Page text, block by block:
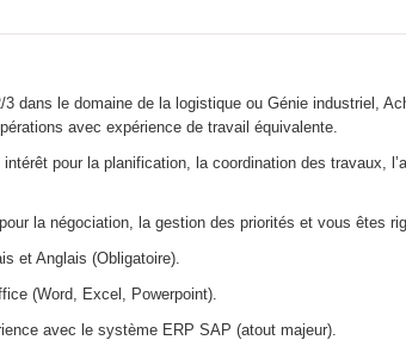
dans le domaine de la logistique ou Génie industriel,
avec expérience de travail équivalente.
pour la planification, la coordination des travaux,
la négociation, la gestion des priorités et vous êtes
et Anglais (Obligatoire).
(Word, Excel, Powerpoint).
avec le système ERP SAP (atout majeur).